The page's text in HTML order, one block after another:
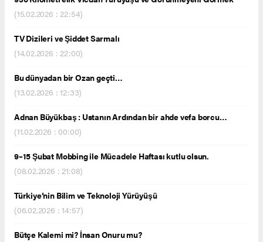
(15.02.2026 : 22:54)
TV Dizileri ve Şiddet Sarmalı
(14.02.2026 : 22:00)
Bu dünyadan bir Ozan geçti…
(13.02.2026 : 12:33)
Adnan Büyükbaş : Ustanın Ardından bir ahde vefa borcu…
(11.02.2026 : 00:00)
9–15 Şubat Mobbing ile Mücadele Haftası kutlu olsun.
(08.02.2026 : 21:08)
Türkiye’nin Bilim ve Teknoloji Yürüyüşü
(06.02.2026 : 14:57)
Bütçe Kalemi mi? İnsan Onuru mu?